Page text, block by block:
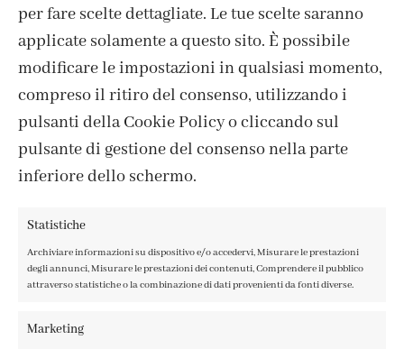
per fare scelte dettagliate. Le tue scelte saranno
applicate solamente a questo sito. È possibile
modificare le impostazioni in qualsiasi momento,
compreso il ritiro del consenso, utilizzando i
pulsanti della Cookie Policy o cliccando sul
pulsante di gestione del consenso nella parte
inferiore dello schermo.
Statistiche
Archiviare informazioni su dispositivo e/o accedervi, Misurare le prestazioni
degli annunci, Misurare le prestazioni dei contenuti, Comprendere il pubblico
attraverso statistiche o la combinazione di dati provenienti da fonti diverse.
Marketing
ISCRIVITI ALLA NEWSLETTER
CONTATTI